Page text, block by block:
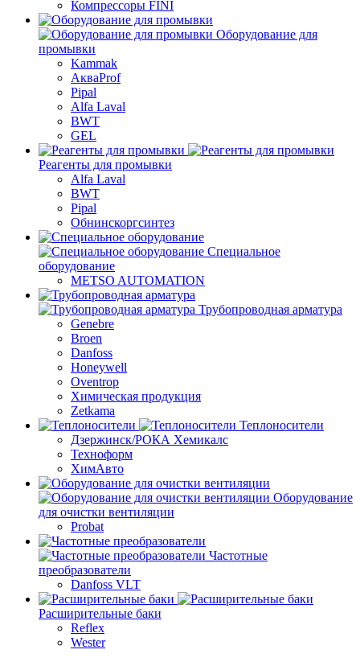
Компрессоры FINI
Оборудование для
промывки
Kammak
АкваProf
Pipal
Alfa Laval
BWT
GEL
Реагенты для промывки
Alfa Laval
BWT
Pipal
Обнинскоргсинтез
Специальное
оборудование
METSO AUTOMATION
Трубопроводная арматура
Genebre
Broen
Danfoss
Honeywell
Oventrop
Химическая продукция
Zetkama
Теплоносители
Дзержинск/РОКА Хемикалс
Техноформ
ХимАвто
Оборудование
для очистки вентиляции
Probat
Частотные
преобразователи
Danfoss VLT
Расширительные баки
Reflex
Wester